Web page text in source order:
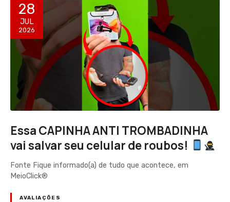
28
JUL
2026
Essa CAPINHA ANTI TROMBADINHA
vai salvar seu celular de roubos!
Fonte Fique informado(a) de tudo que acontece, em
MeioClick®
AVALIAÇÕES